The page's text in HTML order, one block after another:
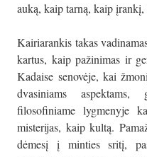
auką, kaip tarną, kaip
Kairiarankis takas
kartus, kaip pažinimas ir
Kadaise senovėje, kai
dvasiniams
filosofiniame lygmenyje
misterijas, kaip kultą.
dėmesį į minties sritį,